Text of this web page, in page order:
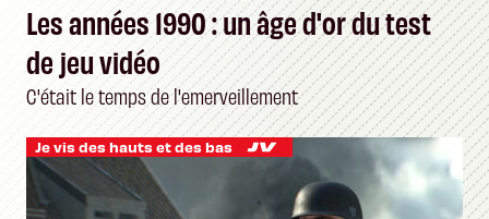
Les années 1990 : un âge d'or du test
de jeu vidéo
C'était le temps de l'emerveillement
Je vis des hauts et des bas